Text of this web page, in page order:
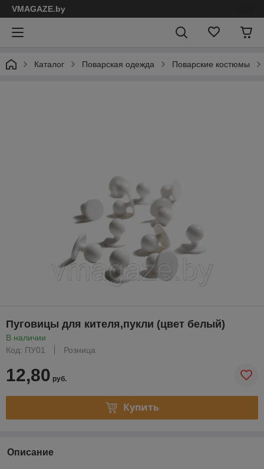
VMAGAZE.by
Каталог Поварская одежда Поварские костюмы
Пуговицы для кителя,пукли (цвет белый)
В наличии
Код: ПУ01
Розница
12,80 руб.
Купить
Описание